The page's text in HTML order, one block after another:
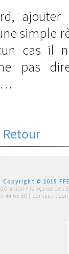
simple
cas il
pas
Retour
Copyright © 2015
Française des
44 65 80 | contact :